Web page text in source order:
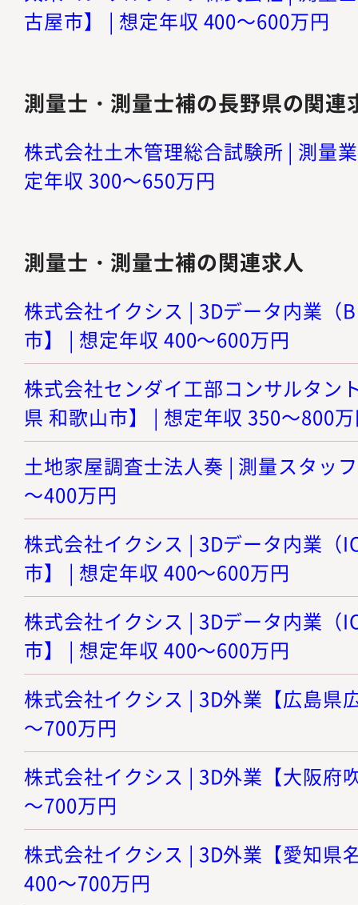
古屋市】 | 想定年収 400～600万円
測量士・測量士補の長野県の関連
株式会社土木管理総合試験所 | 測量
定年収 300～650万円
測量士・測量士補の関連求人
株式会社イクシス | 3Dデータ内業（
市】 | 想定年収 400～600万円
株式会社センダイ工部コンサルタン
県 和歌山市】 | 想定年収 350～800
土地家屋調査士法人奏 | 測量スタッ
～400万円
株式会社イクシス | 3Dデータ内業（
市】 | 想定年収 400～600万円
株式会社イクシス | 3Dデータ内業（
市】 | 想定年収 400～600万円
株式会社イクシス | 3D外業【広島県
～700万円
株式会社イクシス | 3D外業【大阪府
～700万円
株式会社イクシス | 3D外業【愛知県
400～700万円